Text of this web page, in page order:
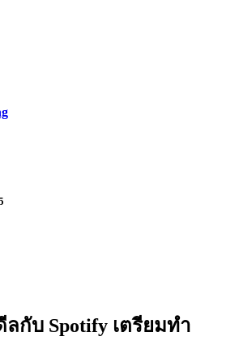
กับ Spotify เตรียมทำ